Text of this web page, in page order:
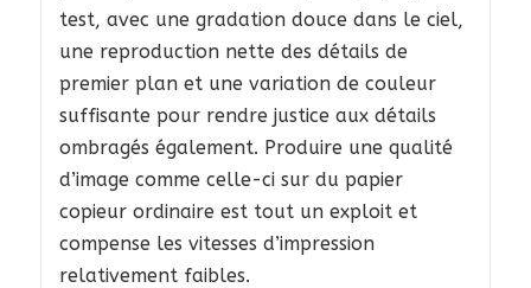
test, avec une gradation douce dans le ciel,
une reproduction nette des détails de
premier plan et une variation de couleur
suffisante pour rendre justice aux détails
ombragés également. Produire une qualité
d’image comme celle-ci sur du papier
copieur ordinaire est tout un exploit et
compense les vitesses d’impression
relativement faibles.